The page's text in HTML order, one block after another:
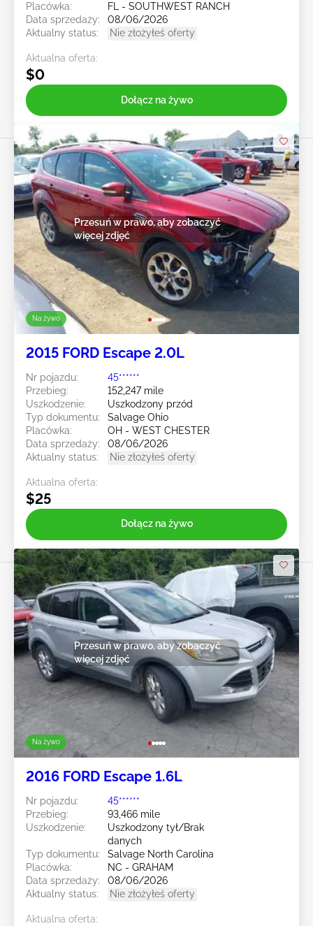
Placówka:
FL - SOUTHWEST RANCH
Data sprzedaży:
08/06/2026
Aktualny status:
Nie złożyłeś oferty
Aktualna oferta:
$0
Dołącz na żywo
Na żywo
Przesuń w prawo, aby zobaczyć
więcej zdjęć
2015 FORD Escape 2.0L
Nr pojazdu:
45******
Przebieg:
152,247 mile
Uszkodzenie:
Uszkodzony przód
Typ dokumentu:
Salvage Ohio
Placówka:
OH - WEST CHESTER
Data sprzedaży:
08/06/2026
Aktualny status:
Nie złożyłeś oferty
Aktualna oferta:
$25
Dołącz na żywo
Na żywo
Przesuń w prawo, aby zobaczyć
więcej zdjęć
2016 FORD Escape 1.6L
Nr pojazdu:
45******
Przebieg:
93,466 mile
Uszkodzenie:
Uszkodzony tył/Brak
danych
Typ dokumentu:
Salvage North Carolina
Placówka:
NC - GRAHAM
Data sprzedaży:
08/06/2026
Aktualny status:
Nie złożyłeś oferty
Aktualna oferta: